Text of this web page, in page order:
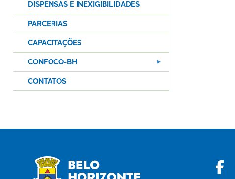
DISPENSAS E INEXIGIBILIDADES
PARCERIAS
CAPACITAÇÕES
CONFOCO-BH
CONTATOS